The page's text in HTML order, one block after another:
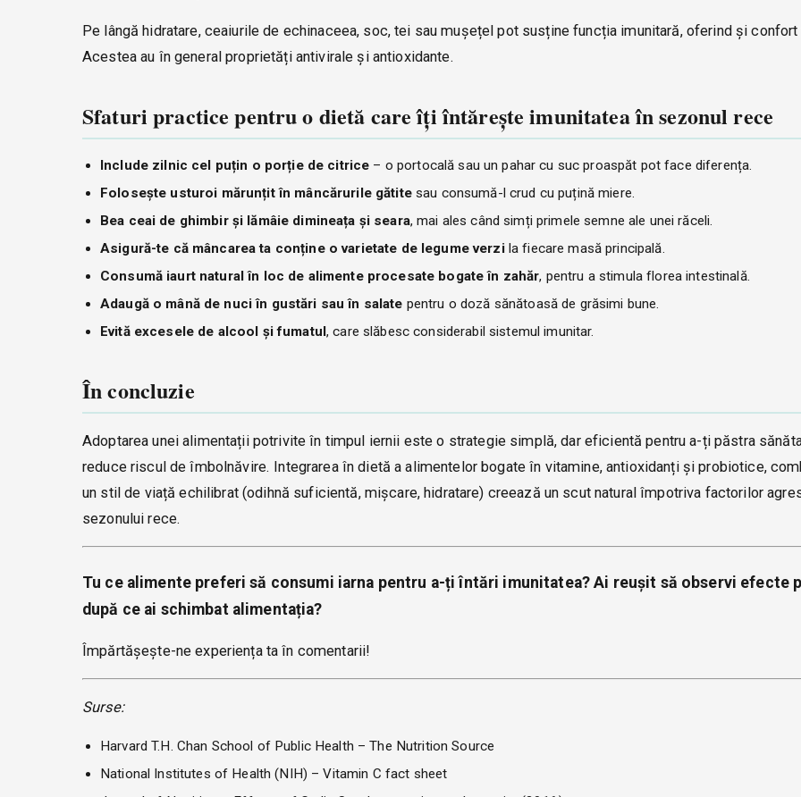
Pe lângă hidratare, ceaiurile de echinaceea, soc, tei sau mușețel pot susține funcția imunitară, oferind și
Acestea au în general proprietăți antivirale și antioxidante.
Sfaturi practice pentru o dietă care îți întărește imunitatea în sezonul rece
Include zilnic cel puțin o porție de citrice – o portocală sau un pahar cu suc proaspăt pot face diferența.
Folosește usturoi mărunțit în mâncărurile gătitesau consumă-l crud cu puțină miere.
Bea ceai de ghimbir și lămâie dimineața și seara, mai ales când simți primele semne ale unei răceli.
Asigură-te că mâncarea ta conține o varietate de legume verzila fiecare masă principală.
Consumă iaurt natural în loc de alimente procesate bogate în zahăr, pentru a stimula florea intestinală.
Adaugă o mână de nuci în gustări sau în salate pentru o doză sănătoasă de grăsimi bune.
Evită excesele de alcool și fumatul, care slăbesc considerabil sistemul imunitar.
În concluzie
Adoptarea unei alimentații potrivite în timpul iernii este o strategie simplă, dar eficientă pentru a-ți păstra
reduce riscul de îmbolnăvire. Integrarea în dietă a alimentelor bogate în vitamine, antioxidanți și probiotice,
un stil de viață echilibrat (odihnă suficientă, mișcare, hidratare) creează un scut natural împotriva factorilor
sezonului rece.
Tu ce alimente preferi să consumi iarna pentru a-ți întări imunitatea? Ai reușit să observi efecte
după ce ai schimbat alimentația?
Împărtășește-ne experiența ta în comentarii!
Surse:
Harvard T.H. Chan School of Public Health – The Nutrition Source
National Institutes of Health (NIH) – Vitamin C fact sheet